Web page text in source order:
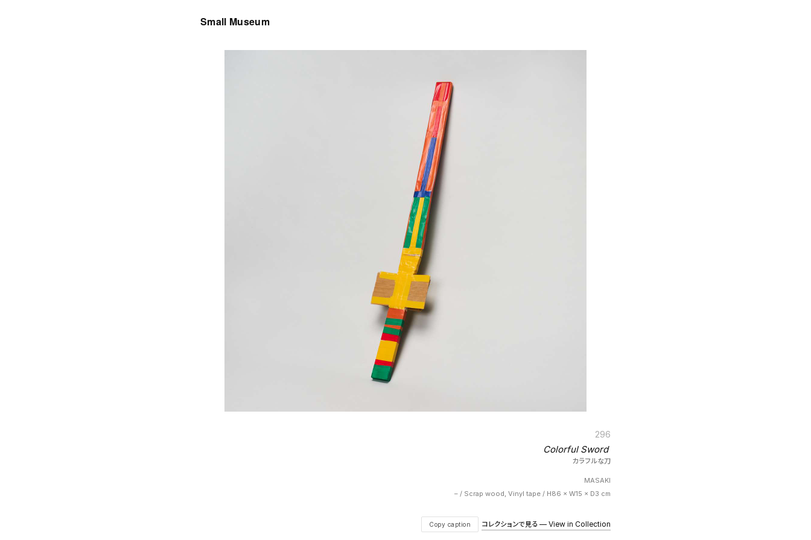
Small Museum
296
Colorful Sword
カラフルな刀
MASAKI
– / Scrap wood, Vinyl tape / H86 × W15 × D3 cm
Copy caption コレクションで見る — View in Collection